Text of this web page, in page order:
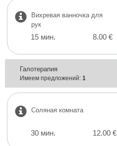
Вихревая ванночка для
рук
15 мин. 8.00 €
Галотерапия
Имеем предложений: 1
Соляная комната
30 мин. 12.00 €